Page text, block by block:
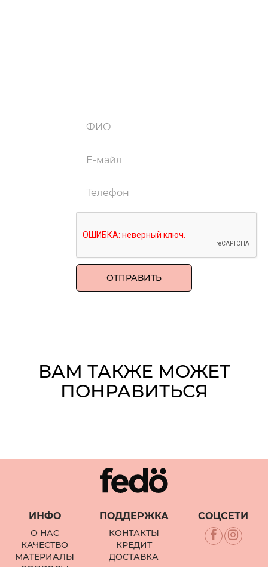
ВАМ ТАКЖЕ МОЖЕТ
ПОНРАВИТЬСЯ
ИНФО
О НАС
КАЧЕСТВО
МАТЕРИАЛЫ
ПОДДЕРЖКА
КОНТАКТЫ
КРЕДИТ
ДОСТАВКА
СОЦСЕТИ